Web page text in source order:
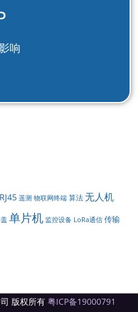
响
RJ45 遥测 物联网终端 算法无人机
单片机 监控设备 LoRa通信 传输
版权所有 粤ICP备19000791